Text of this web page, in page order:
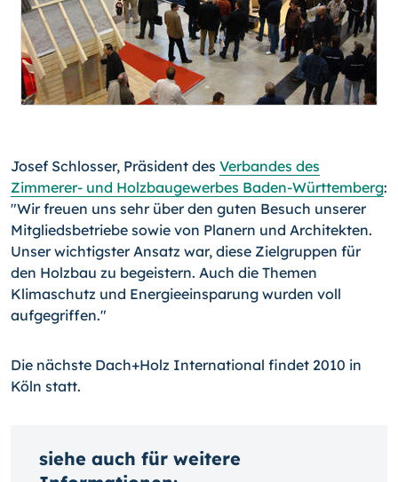
Josef Schlosser, Präsident des Verbandes des
Zimmerer- und Holzbaugewerbes Baden-Württemberg:
"Wir freuen uns sehr über den guten Besuch unserer
Mitgliedsbetriebe sowie von Planern und Architekten.
Unser wichtigster Ansatz war, diese Zielgruppen für
den Holzbau zu begeistern. Auch die Themen
Klimaschutz und Energieeinsparung wurden voll
aufgegriffen."
Die nächste Dach+Holz International findet 2010 in
Köln statt.
siehe auch für weitere